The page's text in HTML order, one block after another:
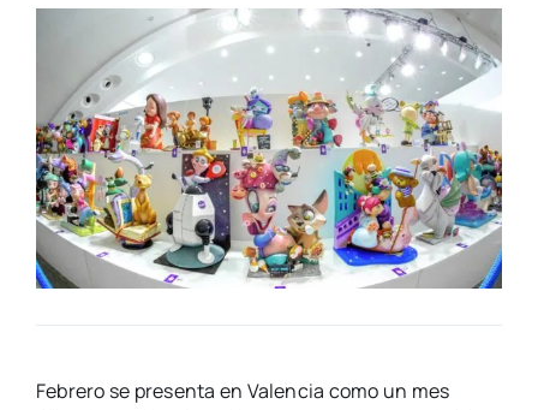
Febre­ro se pre­sen­ta en Valen­cia como un mes